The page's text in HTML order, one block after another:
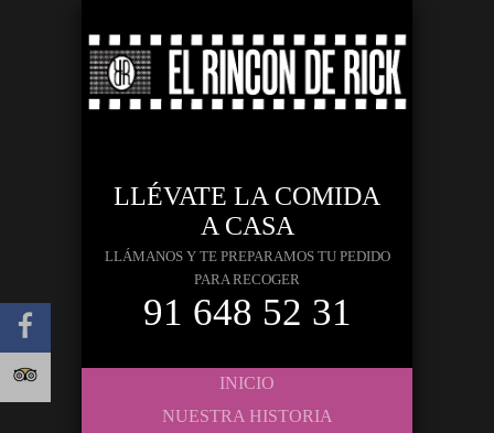
LLÉVATE LA COMIDA
A CASA
LLÁMANOS Y TE PREPARAMOS TU PEDIDO
PARA RECOGER
91 648 52 31
INICIO
NUESTRA HISTORIA